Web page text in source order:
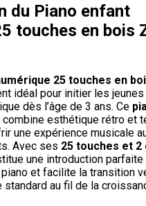
du Piano enfant
touches en bois
25 touches en
idéal pour initier les
dès l’âge de 3 ans. Ce
combine esthétique rétro et
une expérience musicale
Avec ses 25 touches et 2
une introduction parfaite
piano et facilite la transition
standard au fil de la